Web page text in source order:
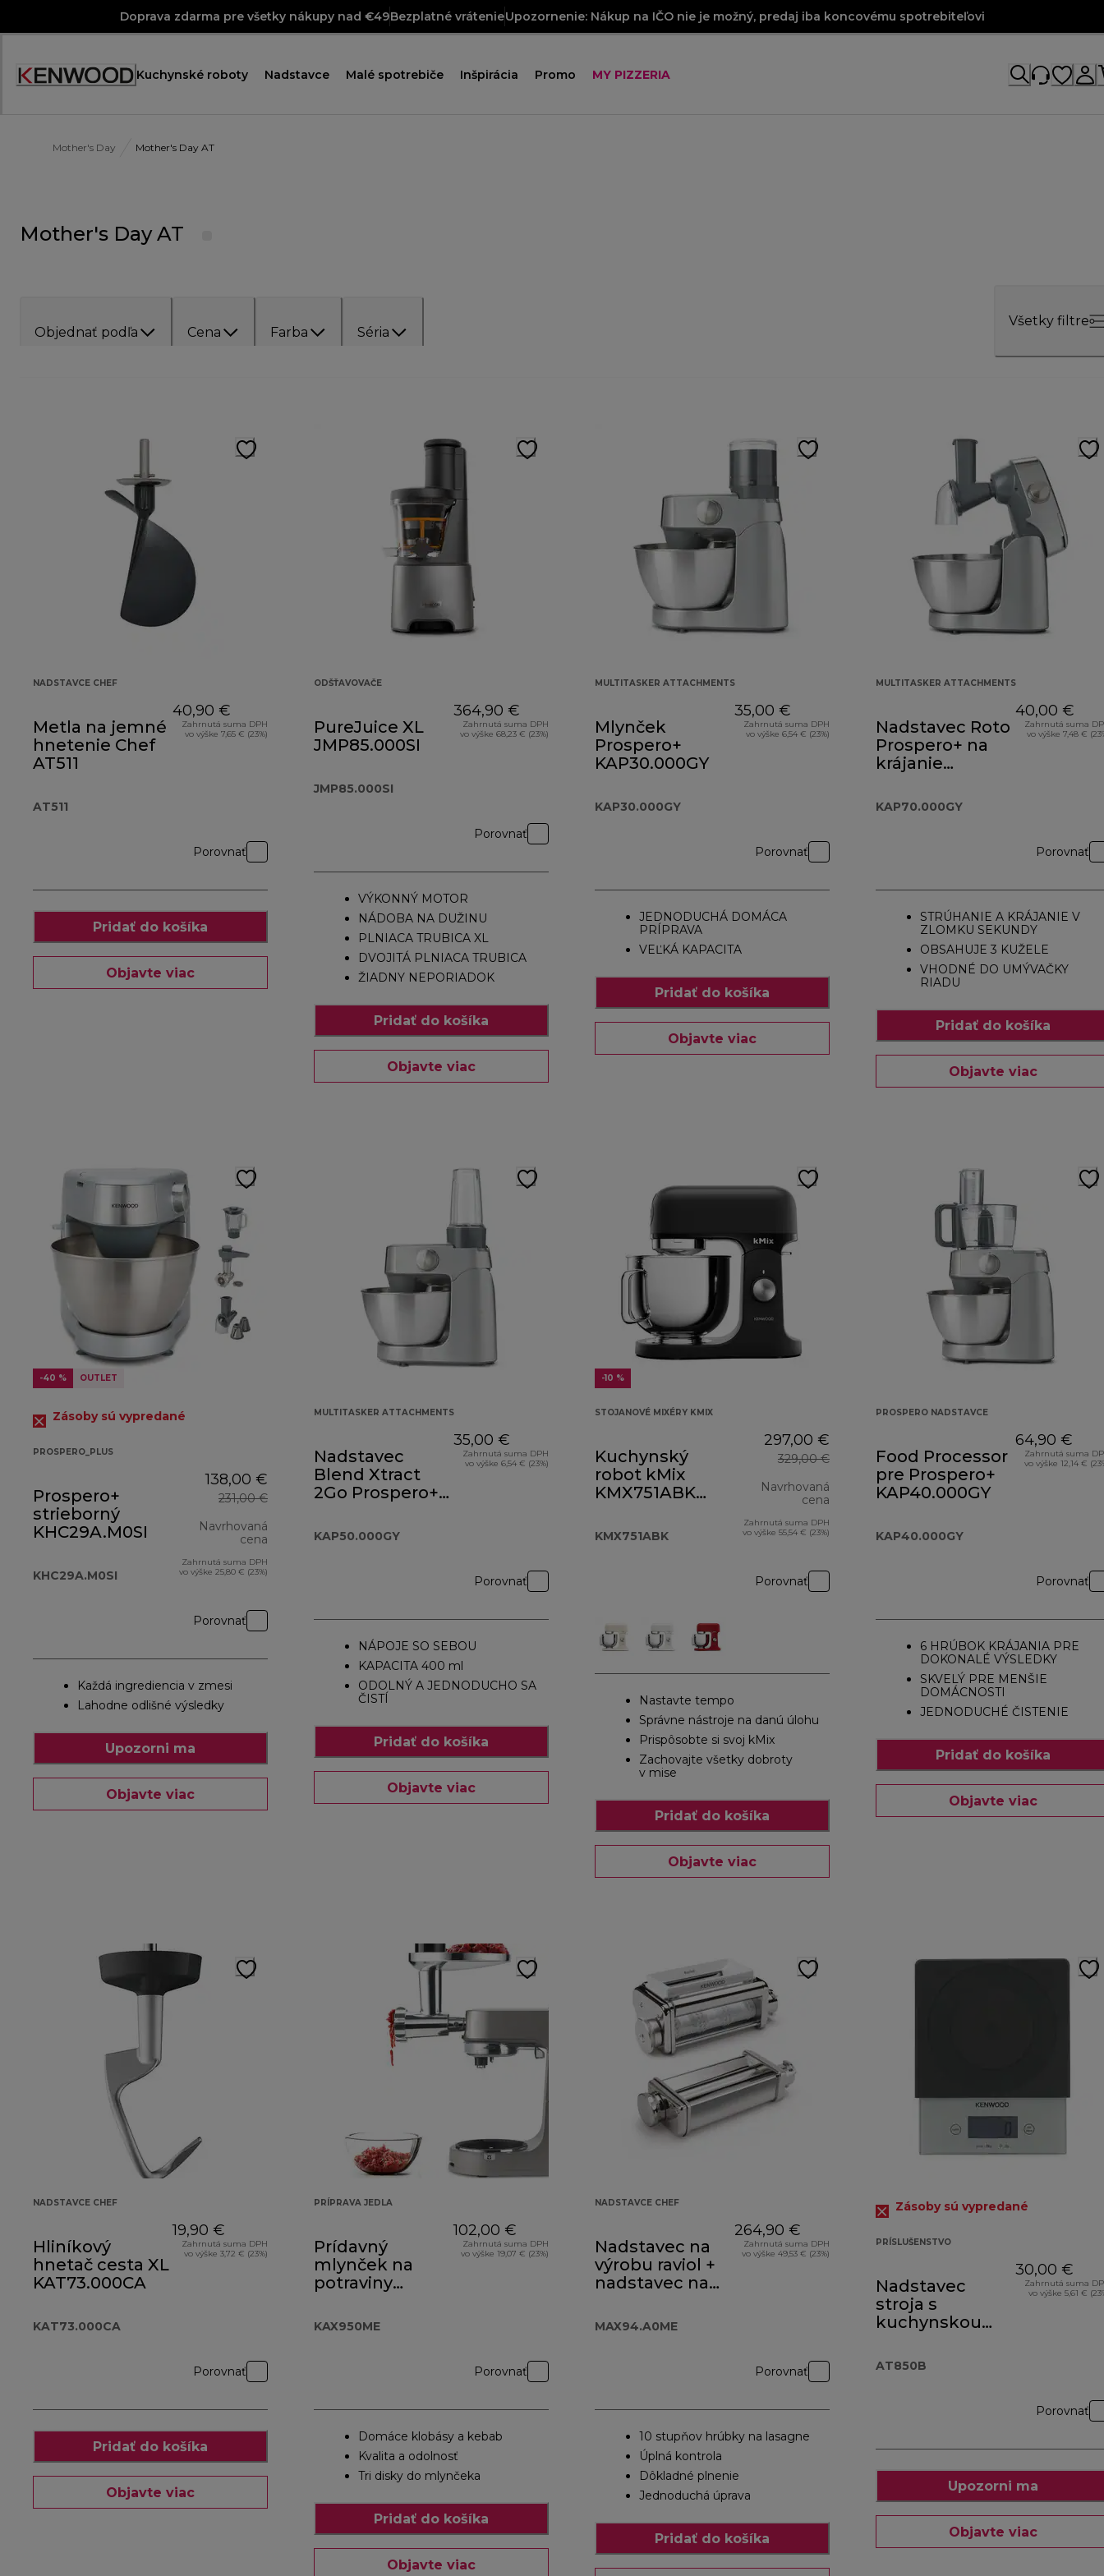
Doprava zdarma pre všetky nákupy nad €49Bezplatné vrátenieUpozornenie: Nákup na IČO nie je možný, predaj iba koncovému spotrebiteľovi
Kuchynské roboty Nadstavce Malé spotrebiče Inšpirácia Promo MY PIZZERIA
Mother's Day Mother's Day AT
Mother's Day AT
Objednať podľa Cena Farba Séria
Všetky filtre
NADSTAVCE CHEF
Metla na jemné
hnetenie Chef
AT511
AT511
40,90 €
Zahrnutá suma DPH
vo výške 7,65 € (23%)
Porovnať
Pridať do košíka
Objavte viac
ODŠŤAVOVAČE
PureJuice XL
JMP85.000SI
JMP85.000SI
364,90 €
Zahrnutá suma DPH
vo výške 68,23 € (23%)
Porovnať
VÝKONNÝ MOTOR
NÁDOBA NA DUŽINU
PLNIACA TRUBICA XL
DVOJITÁ PLNIACA TRUBICA
ŽIADNY NEPORIADOK
Pridať do košíka
Objavte viac
MULTITASKER ATTACHMENTS
Mlynček
Prospero+
KAP30.000GY
KAP30.000GY
35,00 €
Zahrnutá suma DPH
vo výške 6,54 € (23%)
Porovnať
JEDNODUCHÁ DOMÁCA
PRÍPRAVA
VEĽKÁ KAPACITA
Pridať do košíka
Objavte viac
MULTITASKER ATTACHMENTS
Nadstavec Roto
Prospero+ na
krájanie
KAP70.000GY
KAP70.000GY
40,00 €
Zahrnutá suma
vo výške 7,48 €
Porovnať
STRÚHANIE A KRÁJANIE V
ZLOMKU SEKUNDY
OBSAHUJE 3 KUŽELE
VHODNÉ DO UMÝVAČKY
RIADU
Pridať do košíka
Objavte viac
-40 % OUTLET
Zásoby sú vypredané
PROSPERO_PLUS
Prospero+
strieborný
KHC29A.M0SI
KHC29A.M0SI
138,00 €
231,00 €
Navrhovaná
cena
Zahrnutá suma DPH
vo výške 25,80 € (23%)
Porovnať
Každá ingrediencia v zmesi
Lahodne odlišné výsledky
Upozorni ma
Objavte viac
MULTITASKER ATTACHMENTS
Nadstavec
Blend Xtract
2Go Prospero+
KAP50.000GY
35,00 €
Zahrnutá suma DPH
vo výške 6,54 € (23%)
Porovnať
NÁPOJE SO SEBOU
KAPACITA 400 ml
ODOLNÝ A JEDNODUCHO SA
ČISTÍ
Pridať do košíka
Objavte viac
-10 %
STOJANOVÉ MIXÉRY KMIX
Kuchynský
robot kMix
KMX751ABK
Sleek Black
KMX751ABK
297,00 €
329,00 €
Navrhovaná
cena
Zahrnutá suma DPH
vo výške 55,54 € (23%)
Porovnať
Nastavte tempo
Správne nástroje na danú úlohu
Prispôsobte si svoj kMix
Zachovajte všetky dobroty
v mise
Pridať do košíka
Objavte viac
PROSPERO NADSTAVCE
Food Processor
pre Prospero+
KAP40.000GY
KAP40.000GY
64,90 €
Zahrnutá suma
vo výške 12,14 €
Porovnať
6 HRÚBOK KRÁJANIA PRE
DOKONALÉ VÝSLEDKY
SKVELÝ PRE MENŠIE
DOMÁCNOSTI
JEDNODUCHÉ ČISTENIE
Pridať do košíka
Objavte viac
NADSTAVCE CHEF
Hliníkový
hnetač cesta XL
KAT73.000CA
KAT73.000CA
19,90 €
Zahrnutá suma DPH
vo výške 3,72 € (23%)
Porovnať
Pridať do košíka
Objavte viac
PRÍPRAVA JEDLA
Prídavný
mlynček na
potraviny
KAX950ME
102,00 €
Zahrnutá suma DPH
vo výške 19,07 € (23%)
Porovnať
Domáce klobásy a kebab
Kvalita a odolnosť
Tri disky do mlynčeka
Pridať do košíka
Objavte viac
NADSTAVCE CHEF
Nadstavec na
výrobu raviol +
nadstavec na
MAX94.A0ME
MAX94.A0ME
264,90 €
Zahrnutá suma DPH
vo výške 49,53 € (23%)
Porovnať
10 stupňov hrúbky na lasagne
Úplná kontrola
Dôkladné plnenie
Jednoduchá úprava
Pridať do košíka
Zásoby sú vypredané
PRÍSLUŠENSTVO
Nadstavec
stroja s
kuchynskou
čierna
AT850B
30,00 €
Zahrnutá suma
vo výške 5,61 €
Porovnať
Upozorni ma
Objavte viac